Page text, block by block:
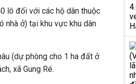
lô đối với các hộ dân thuộc
nhà ở) tại khu vực khu dân
(dự phòng cho 1 ha đất ở
xã Gung Ré.